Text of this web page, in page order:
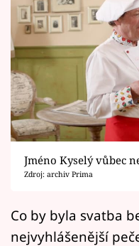
Seriály
Horoskopy
Sledujte prima+
Filmový festival
Přihlášení
Jméno Kyselý vůbec
Zdroj: archiv Prima
Co by byla svatba
nejvyhlášenější